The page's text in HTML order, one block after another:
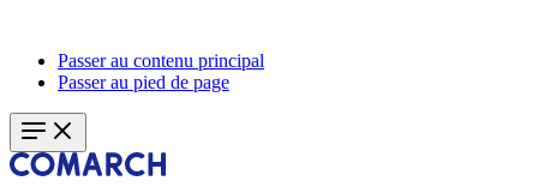
Passer au contenu principal
Passer au pied de page